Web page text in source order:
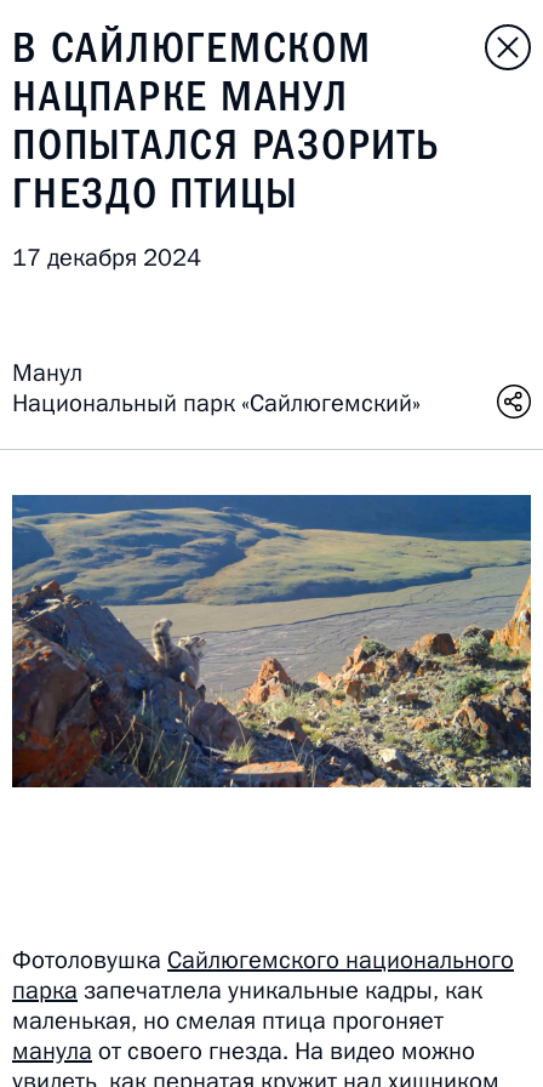
В САЙЛЮГЕМСКОМ
НАЦПАРКЕ МАНУЛ
ПОПЫТАЛСЯ РАЗОРИТЬ
ГНЕЗДО ПТИЦЫ
17 декабря 2024
Манул
Национальный парк «Сайлюгемский»
Фотоловушка Сайлюгемского национального
парка запечатлела уникальные кадры, как
маленькая, но смелая птица прогоняет
манула от своего гнезда. На видео можно